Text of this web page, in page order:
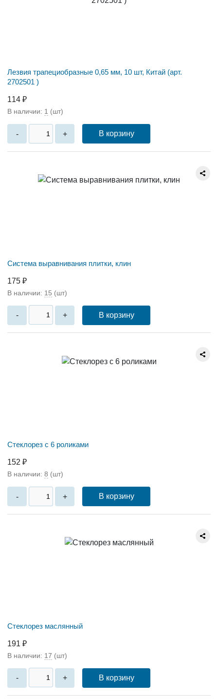
Лезвия трапециобразные 0,65 мм, 10 шт, Китай (арт.
2702501 )
114 ₽
В наличии: 1 (шт)
- + В корзину
Система выравнивания плитки, клин
175 ₽
В наличии: 15 (шт)
- + В корзину
Стеклорез с 6 роликами
152 ₽
В наличии: 8 (шт)
- + В корзину
Стеклорез маслянный
191 ₽
В наличии: 17 (шт)
- + В корзину